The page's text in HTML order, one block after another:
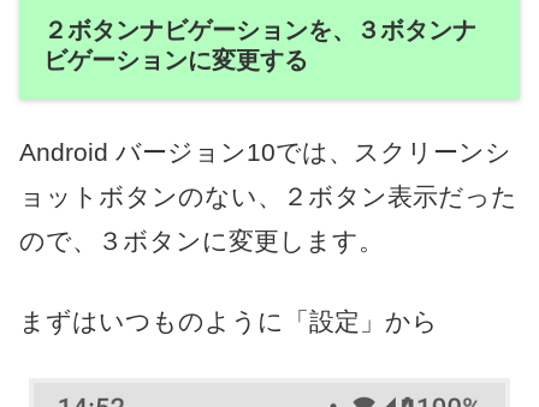
２ボタンナビゲーションを、３ボタンナ
ビゲーションに変更する
Android バージョン10では、スクリーンシ
ョットボタンのない、２ボタン表示だった
ので、３ボタンに変更します。
まずはいつものように「設定」から